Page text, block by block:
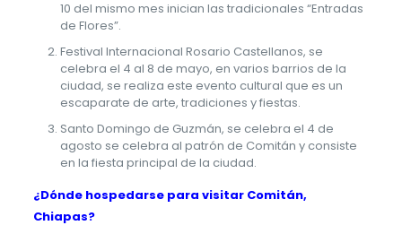
10 del mismo mes inician las tradicionales “Entradas
de Flores”.
Festival Internacional Rosario Castellanos, se
celebra el 4 al 8 de mayo, en varios barrios de la
ciudad, se realiza este evento cultural que es un
escaparate de arte, tradiciones y fiestas.
Santo Domingo de Guzmán, se celebra el 4 de
agosto se celebra al patrón de Comitán y consiste
en la fiesta principal de la ciudad.
¿Dónde hospedarse para visitar Comitán,
Chiapas?